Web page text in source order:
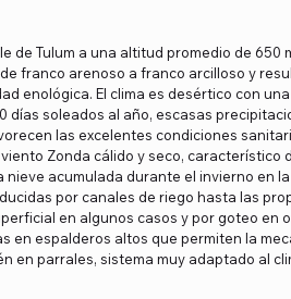
de Tulum a una altitud promedio de 650
franco arenoso a franco arcilloso y
enológica. El clima es desértico con
días soleados al año, escasas
las excelentes condiciones
Zonda cálido y seco, característico
acumulada durante el invierno en
por canales de riego hasta las
en algunos casos y por goteo en
en espalderos altos que permiten la
en parrales, sistema muy adaptado al